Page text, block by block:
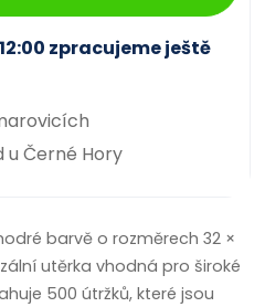
zpracujeme ještě
u Černé Hory
barvě o rozměrech 32 ×
utěrka vhodná pro široké
500 útržků, které jsou